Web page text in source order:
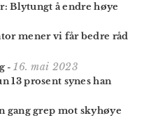
Blytungt å endre høye
mener vi får bedre råd
-16. mai 2023
13 prosent synes han
gang grep mot skyhøye